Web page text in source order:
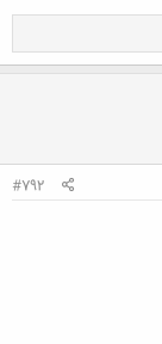
#792